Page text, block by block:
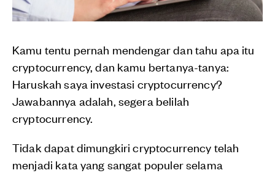
Kamu tentu pernah mendengar dan tahu apa itu
cryptocurrency, dan kamu bertanya-tanya:
Haruskah saya investasi cryptocurrency?
Jawabannya adalah, segera belilah
cryptocurrency.
Tidak dapat dimungkiri cryptocurrency telah
menjadi kata yang sangat populer selama